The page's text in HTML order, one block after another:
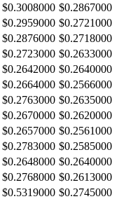
$0.3008000 $0.2867000
$0.2959000 $0.2721000
$0.2876000 $0.2718000
$0.2723000 $0.2633000
$0.2642000 $0.2640000
$0.2664000 $0.2566000
$0.2763000 $0.2635000
$0.2670000 $0.2620000
$0.2657000 $0.2561000
$0.2783000 $0.2585000
$0.2648000 $0.2640000
$0.2768000 $0.2613000
$0.5319000 $0.2745000